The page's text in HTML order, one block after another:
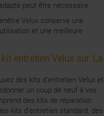
peut être nécessaire.
Velux conserve une
et une meilleure
entretien Velux sur La
des kits d’entretien Velux et
un coup de neuf à vos
des kits de réparation
kits d’entretien standard, des